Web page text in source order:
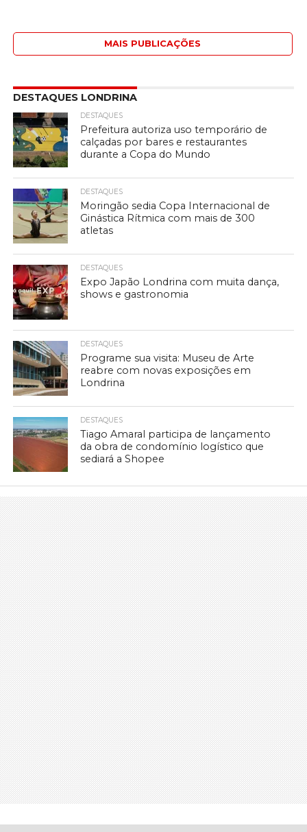
MAIS PUBLICAÇÕES
DESTAQUES LONDRINA
DESTAQUES
Prefeitura autoriza uso temporário de
calçadas por bares e restaurantes
durante a Copa do Mundo
DESTAQUES
Moringão sedia Copa Internacional de
Ginástica Rítmica com mais de 300
atletas
DESTAQUES
Expo Japão Londrina com muita dança,
shows e gastronomia
DESTAQUES
Programe sua visita: Museu de Arte
reabre com novas exposições em
Londrina
DESTAQUES
Tiago Amaral participa de lançamento
da obra de condomínio logístico que
sediará a Shopee